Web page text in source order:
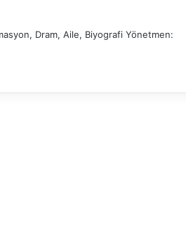
Dram, Aile, Biyografi Yönetmen: